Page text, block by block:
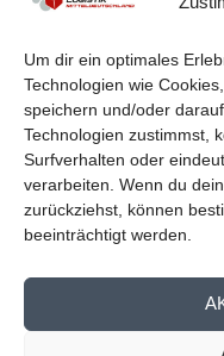
Um dir ein optimales
Technologien wie
speichern und/oder
Technologien zustimmst,
Surfverhalten oder
verarbeiten. Wenn du
zurückziehst, können
beeinträchtigt werden.
Mitglieder Übersicht